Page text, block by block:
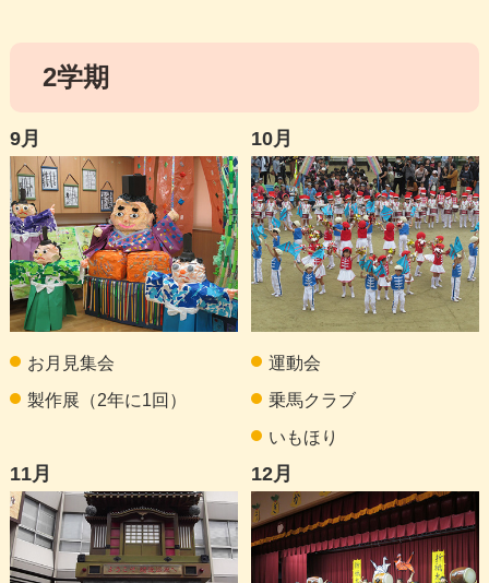
2学期
9月
お月見集会
製作展（2年に1回）
10月
運動会
乗馬クラブ
いもほり
11月 12月